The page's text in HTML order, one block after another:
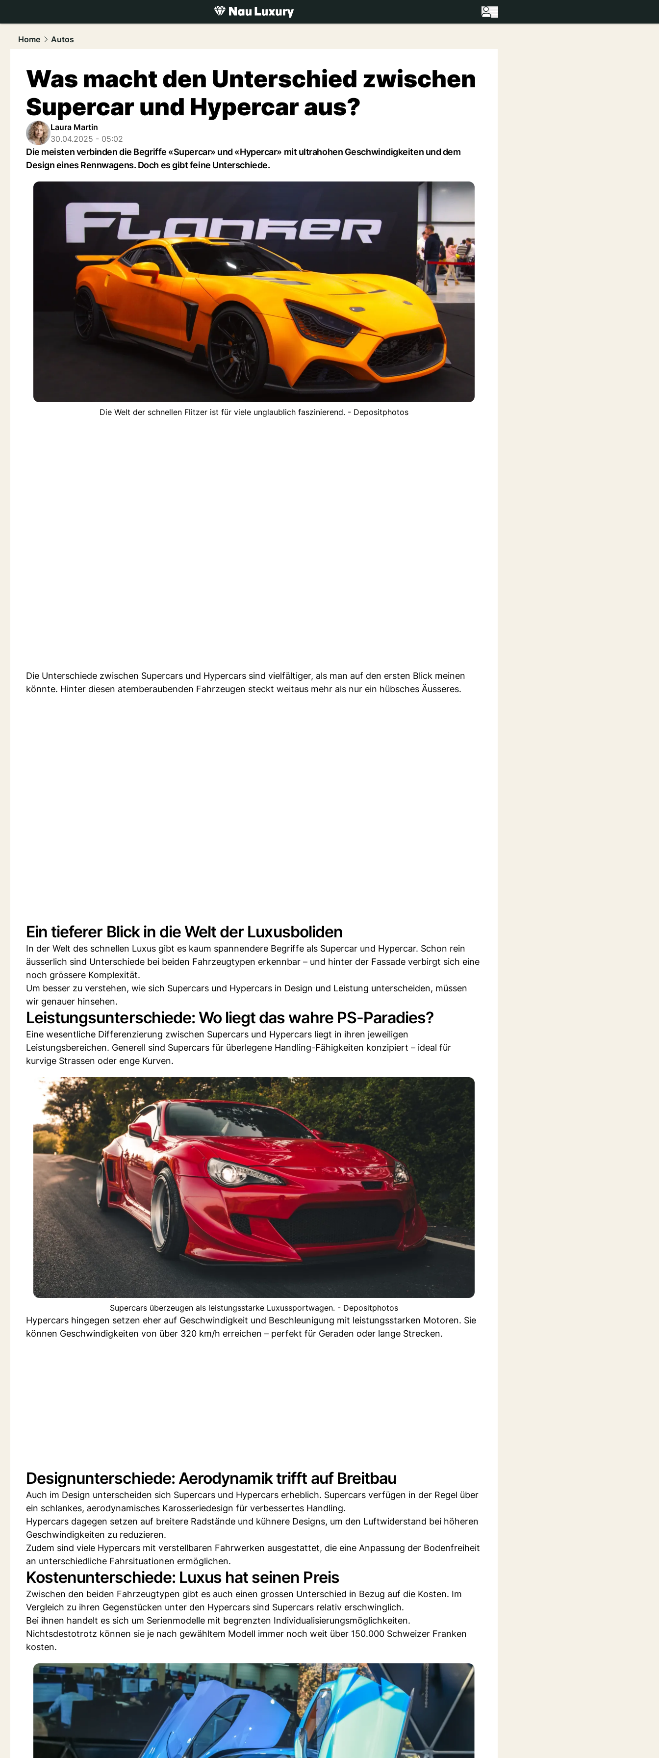
luxury.NAU.ch
Home
Autos
Was macht den Unterschied zwischen
Supercar und Hypercar aus?
Laura Martin
30.04.2025 - 05:02
Die meisten verbinden die Begriffe «Supercar» und «Hypercar» mit ultrahohen Geschwindigkeiten und dem
Design eines Rennwagens. Doch es gibt feine Unterschiede.
Die Welt der schnellen Flitzer ist für viele unglaublich faszinierend. - Depositphotos
Die Unterschiede zwischen Supercars und Hypercars sind vielfältiger, als man auf den ersten Blick meinen
könnte. Hinter diesen atemberaubenden Fahrzeugen steckt weitaus mehr als nur ein hübsches Äusseres.
Ein tieferer Blick in die Welt der Luxusboliden
In der Welt des schnellen Luxus gibt es kaum spannendere Begriffe als Supercar und Hypercar. Schon rein
äusserlich sind Unterschiede bei beiden Fahrzeugtypen erkennbar – und hinter der Fassade verbirgt sich eine
noch grössere Komplexität.
Um besser zu verstehen, wie sich Supercars und Hypercars in Design und Leistung unterscheiden, müssen
wir genauer hinsehen.
Leistungsunterschiede: Wo liegt das wahre PS-Paradies?
Eine wesentliche Differenzierung zwischen Supercars und Hypercars liegt in ihren jeweiligen
Leistungsbereichen. Generell sind Supercars für überlegene Handling-Fähigkeiten konzipiert – ideal für
kurvige Strassen oder enge Kurven.
Supercars überzeugen als leistungsstarke Luxussportwagen. - Depositphotos
Hypercars hingegen setzen eher auf Geschwindigkeit und Beschleunigung mit leistungsstarken Motoren. Sie
können Geschwindigkeiten von über 320 km/h erreichen – perfekt für Geraden oder lange Strecken.
Designunterschiede: Aerodynamik trifft auf Breitbau
Auch im Design unterscheiden sich Supercars und Hypercars erheblich. Supercars verfügen in der Regel über
ein schlankes, aerodynamisches Karosseriedesign für verbessertes Handling.
Hypercars dagegen setzen auf breitere Radstände und kühnere Designs, um den Luftwiderstand bei höheren
Geschwindigkeiten zu reduzieren.
Zudem sind viele Hypercars mit verstellbaren Fahrwerken ausgestattet, die eine Anpassung der Bodenfreiheit
an unterschiedliche Fahrsituationen ermöglichen.
Kostenunterschiede: Luxus hat seinen Preis
Zwischen den beiden Fahrzeugtypen gibt es auch einen grossen Unterschied in Bezug auf die Kosten. Im
Vergleich zu ihren Gegenstücken unter den Hypercars sind Supercars relativ erschwinglich.
Bei ihnen handelt es sich um Serienmodelle mit begrenzten Individualisierungsmöglichkeiten.
Nichtsdestotrotz können sie je nach gewähltem Modell immer noch weit über 150.000 Schweizer Franken
kosten.